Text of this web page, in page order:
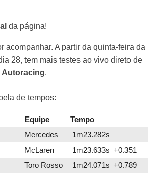
da página!
acompanhar. A partir da quinta-feira da
28, tem mais testes ao vivo direto de
Autoracing.
de tempos:
Equipe
Tempo
Mercedes
1m23.282s
McLaren
1m23.633s +0.351
Toro Rosso
1m24.071s +0.789